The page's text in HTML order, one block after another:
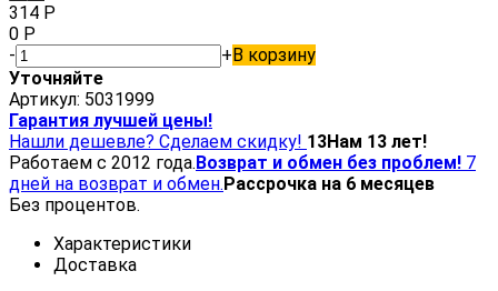
314 Р
0 Р
-
+В корзину
Уточняйте
Артикул: 5031999
Гарантия лучшей цены!
Нашли дешевле? Сделаем скидку! 13Нам 13 лет!
Работаем с 2012 года.Возврат и обмен без проблем! 7
дней на возврат и обмен.Рассрочка на 6 месяцев
Без процентов.
Характеристики
Доставка